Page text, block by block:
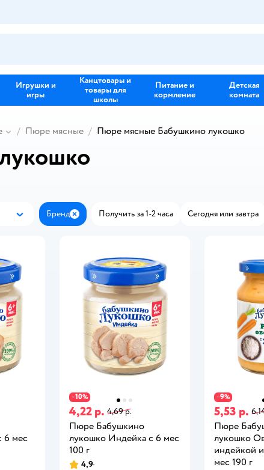
Игрушки и
игры
Канцтовары и
товары для
школы
Питание и
кормление
Детская
комната
Пюре мясные Пюре мясные Бабушкино лукошко
Бренд ЗакрытьПолучить за 1-2 часа Сегодня или завтра
6 мес
−10%
4,22 р. 4,69 р.
Пюре Бабушкино
лукошко Индейка с 6 мес
100 г
4,9
−9%
5,53 р.
Пюре
лукошко
индейкой
мес 190 г